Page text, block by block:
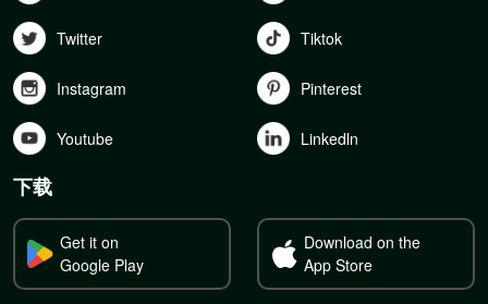
Twitter Tiktok
Instagram Pinterest
Youtube Linkedln
下载
Get it on
Google Play
Download on the
App Store